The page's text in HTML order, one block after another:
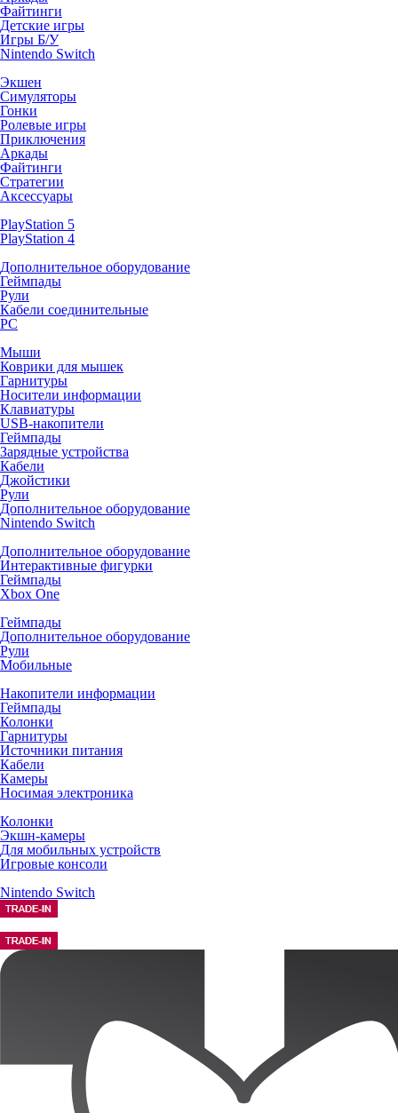
Файтинги
Детские игры
Игры Б/У
Nintendo Switch
Экшен
Симуляторы
Гонки
Ролевые игры
Приключения
Аркады
Файтинги
Стратегии
Аксессуары
PlayStation 5
PlayStation 4
Дополнительное оборудование
Геймпады
Рули
Кабели соединительные
PC
Мыши
Коврики для мышек
Гарнитуры
Носители информации
Клавиатуры
USB-накопители
Геймпады
Зарядные устройства
Кабели
Джойстики
Рули
Дополнительное оборудование
Nintendo Switch
Дополнительное оборудование
Интерактивные фигурки
Геймпады
Xbox One
Геймпады
Дополнительное оборудование
Рули
Мобильные
Накопители информации
Геймпады
Колонки
Гарнитуры
Источники питания
Кабели
Камеры
Носимая электроника
Колонки
Экшн-камеры
Для мобильных устройств
Игровые консоли
Nintendo Switch